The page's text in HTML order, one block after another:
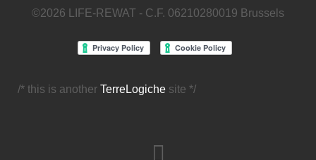
©2026 LIFE-REWAT - C.F. 06210280019 Brussels
/* this is another TerreLogiche site */